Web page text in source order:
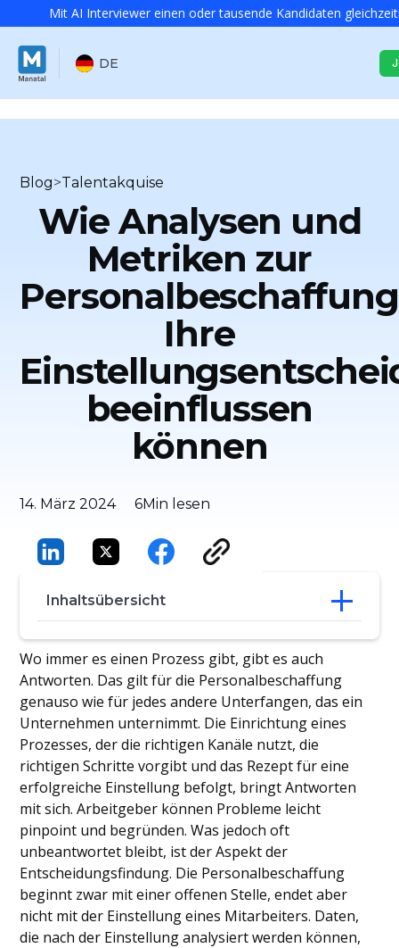
Mit AI Interviewer einen oder tausende Kandidaten
DE
Blog>Talentakquise
Wie Analysen und
Metriken zur
Personalbeschaffung
Ihre
beeinflussen
können
14. März 2024 6Min lesen
Inhaltsübersicht
1- Identifizierung der zu erfassenden
2- Schulung von Personalvermittlern zur
Datenerfassung
3- Der Trichter: Verhältnis zwischen
Bewerbung und Einstellung
4-Bewerber und Onboarding
5- Wichtige zu verfolgende Metriken
Wo immer es einen Prozess gibt, gibt es auch
Antworten. Das gilt für die Personalbeschaffung
genauso wie für jedes andere Unterfangen, das ein
Unternehmen unternimmt. Die Einrichtung eines
Prozesses, der die richtigen Kanäle nutzt, die
richtigen Schritte vorgibt und das Rezept für eine
erfolgreiche Einstellung befolgt, bringt Antworten
mit sich. Arbeitgeber können Probleme leicht
pinpoint und begründen. Was jedoch oft
unbeantwortet bleibt, ist der Aspekt der
Entscheidungsfindung. Die Personalbeschaffung
beginnt zwar mit einer offenen Stelle, endet aber
nicht mit der Einstellung eines Mitarbeiters. Daten,
die nach der Einstellung analysiert werden können,